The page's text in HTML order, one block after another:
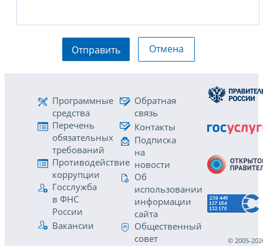
Отправить Отмена
Программные
средства
Перечень
обязательных
требований
Противодействие
коррупции
Госслужба
в ФНС
России
Вакансии
Обратная
связь
Контакты
Подписка
на
новости
Об
использовании
информации
сайта
Общественный
совет
© 2005-